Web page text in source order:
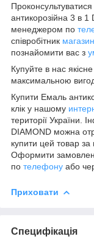
антикорозійна 3 в
менеджером по
співробітник
познайомити вас з
Купуйте в нас
максимальною
Купити Емаль
клік у нашому
території України.
DIAMOND можна
купити цей товар
Оформити
по телефону або
Приховати
Специфікація